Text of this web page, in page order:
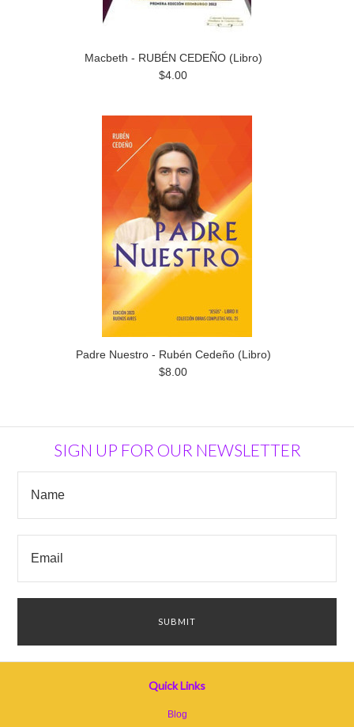
Macbeth - RUBÉN CEDEÑO (Libro)
$4.00
Padre Nuestro - Rubén Cedeño (Libro)
$8.00
SIGN UP FOR OUR NEWSLETTER
Quick Links
Blog